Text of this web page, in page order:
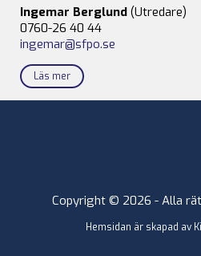
Ingemar Berglund (Utredare)
0760-26 40 44
ingemar@sfpo.se
Läs mer
Copyright © 2026 - Alla
Hemsidan är skapad av